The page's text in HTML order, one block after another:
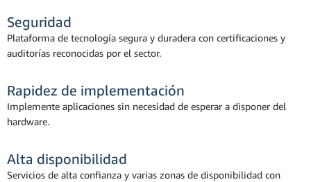
Seguridad
Plataforma de tecnología segura y duradera con certificaciones y
auditorías reconocidas por el sector.
Rapidez de implementación
Implemente aplicaciones sin necesidad de esperar a disponer del
hardware.
Alta disponibilidad
Servicios de alta confianza y varias zonas de disponibilidad con